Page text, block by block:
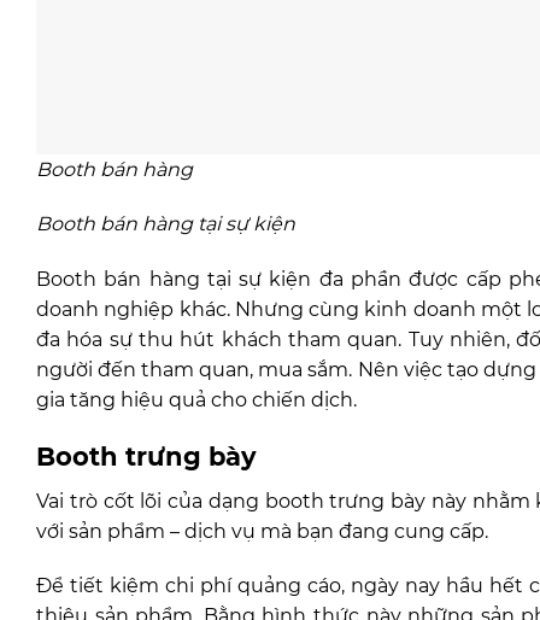
Booth bán hàng
Booth bán hàng tại sự kiện
Booth bán hàng tại sự kiện đa phần được cấp
doanh nghiệp khác. Nhưng cùng kinh doanh một
đa hóa sự thu hút khách tham quan. Tuy nhiên,
người đến tham quan, mua sắm. Nên việc tạo
gia tăng hiệu quả cho chiến dịch.
Booth trưng bày
Vai trò cốt lõi của dạng booth trưng bày này
với sản phẩm – dịch vụ mà bạn đang cung cấp.
Để tiết kiệm chi phí quảng cáo, ngày nay hầu hết